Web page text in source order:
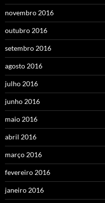
novembro 2016
outubro 2016
setembro 2016
agosto 2016
julho 2016
junho 2016
maio 2016
abril 2016
março 2016
fevereiro 2016
janeiro 2016